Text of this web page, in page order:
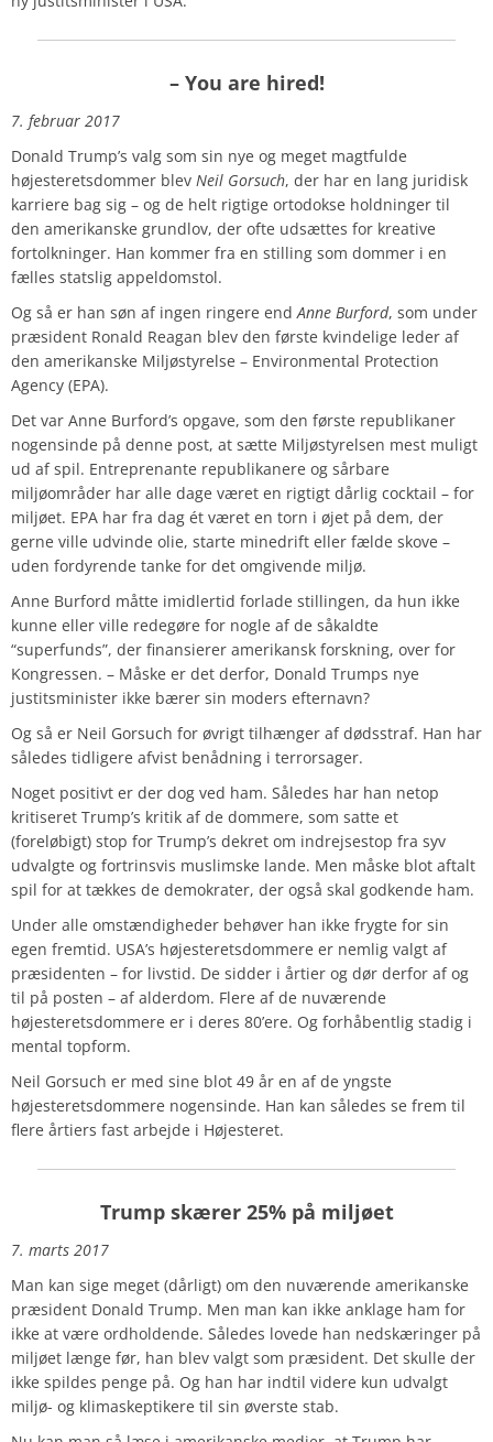
– You are hired!
7. februar 2017
Donald Trump’s valg som sin nye og meget magtfulde
højesteretsdommer blev Neil Gorsuch, der har en lang juridisk
karriere bag sig – og de helt rigtige ortodokse holdninger til
den amerikanske grundlov, der ofte udsættes for kreative
fortolkninger. Han kommer fra en stilling som dommer i en
fælles statslig appeldomstol.
Og så er han søn af ingen ringere endAnne Burford, som under
præsident Ronald Reagan blev den første kvindelige leder af
den amerikanske Miljøstyrelse – Environmental Protection
Agency (EPA).
Det var Anne Burford’s opgave, som den første republikaner
nogensinde på denne post, at sætte Miljøstyrelsen mest muligt
ud af spil. Entreprenante republikanere og sårbare
miljøområder har alle dage været en rigtigt dårlig cocktail – for
miljøet. EPA har fra dag ét været en torn i øjet på dem, der
gerne ville udvinde olie, starte minedrift eller fælde skove –
uden fordyrende tanke for det omgivende miljø.
Anne Burford måtte imidlertid forlade stillingen, da hun ikke
kunne eller ville redegøre for nogle af de såkaldte
“superfunds”, der finansierer amerikansk forskning, over for
Kongressen. – Måske er det derfor, Donald Trumps nye
justitsminister ikke bærer sin moders efternavn?
Og så er Neil Gorsuch for øvrigt tilhænger af dødsstraf. Han har
således tidligere afvist benådning i terrorsager.
Noget positivt er der dog ved ham. Således har han netop
kritiseret Trump’s kritik af de dommere, som satte et
(foreløbigt) stop for Trump’s dekret om indrejsestop fra syv
udvalgte og fortrinsvis muslimske lande. Men måske blot aftalt
spil for at tækkes de demokrater, der også skal godkende ham.
Under alle omstændigheder behøver han ikke frygte for sin
egen fremtid. USA’s højesteretsdommere er nemlig valgt af
præsidenten – for livstid. De sidder i årtier og dør derfor af og
til på posten – af alderdom. Flere af de nuværende
højesteretsdommere er i deres 80’ere. Og forhåbentlig stadig i
mental topform.
Neil Gorsuch er med sine blot 49 år en af de yngste
højesteretsdommere nogensinde. Han kan således se frem til
flere årtiers fast arbejde i Højesteret.
Trump skærer 25% på miljøet
7. marts 2017
Man kan sige meget (dårligt) om den nuværende amerikanske
præsident Donald Trump. Men man kan ikke anklage ham for
ikke at være ordholdende. Således lovede han nedskæringer på
miljøet længe før, han blev valgt som præsident. Det skulle der
ikke spildes penge på. Og han har indtil videre kun udvalgt
miljø- og klimaskeptikere til sin øverste stab.